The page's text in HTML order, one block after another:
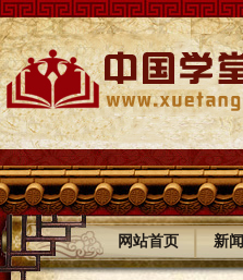
网站首页 | 新闻